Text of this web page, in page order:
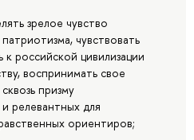
зрелое чувство
чувствовать
российской цивилизации
воспринимать свое
призму
релевантных для
ориентиров;